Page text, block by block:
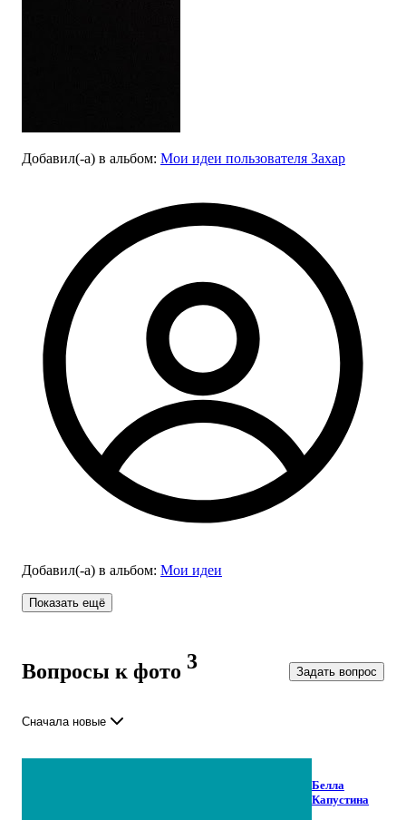
Добавил(-а) в альбом: Мои идеи пользователя Захар
Добавил(-а) в альбом: Мои идеи
Показать ещё
Вопросы к фото 3 Задать вопрос
Сначала новые
Белла
Капустина